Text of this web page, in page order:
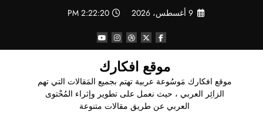
9 أغسطس، 2026 2:22:20 PM
موقع افكارك
موقع افكارك مَوسُوعة عربية تهتم بجميع المَقالات التي تهم
الزائِر العربي ، حيث نعمل على تطوير وإثراء المُحْتوى
العربي عن طريق مقالات متنوعة